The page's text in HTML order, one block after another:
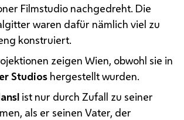
Filmstudio nachgedreht. Die
waren dafür nämlich viel zu
konstruiert.
zeigen Wien, obwohl sie in
Studios hergestellt wurden.
ist nur durch Zufall zu seiner
als er seinen Vater, der